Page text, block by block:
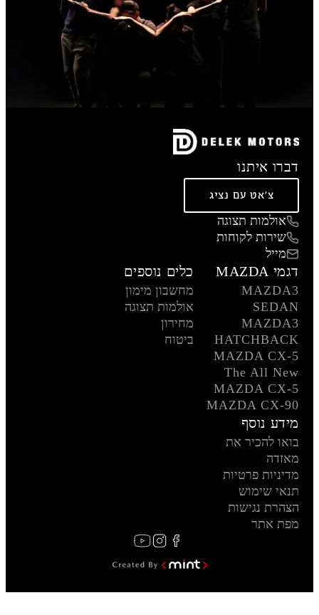
דברו איתנו
צ'אט עם נציג
אולמות תצוגה
שירות לקוחות
מייל
דגמי MAZDA
MAZDA3
SEDAN
MAZDA3
HATCHBACK
MAZDA CX-5
The All New
MAZDA CX-5
MAZDA CX-90
כלים נוספים
מחשבון מימון
אולמות תצוגה
מחירון
ביטוח
מידע נוסף
בואו להכיר את
מאזדה
מדיניות פרטיות
תנאי שימוש
הצהרת נגישות
מפת אתר